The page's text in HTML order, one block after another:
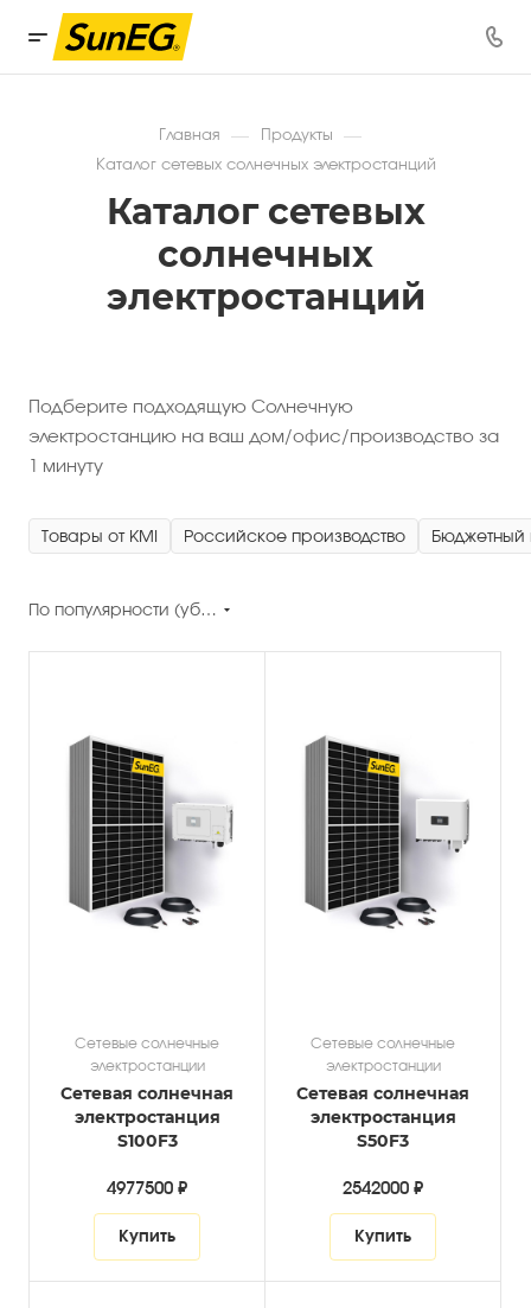
Главная — Продукты —
Каталог сетевых солнечных электростанций
Каталог сетевых
солнечных
электростанций
Подберите подходящую Солнечную
электростанцию на ваш дом/офис/производство за
1 минуту
Товары от KMI Российское производство Бюджетный
По популярности (убывание)
Сетевые солнечные
электростанции
Сетевая солнечная
электростанция
S100F3
4977500 ₽
Купить
Сетевые солнечные
электростанции
Сетевая солнечная
электростанция
S50F3
2542000 ₽
Купить